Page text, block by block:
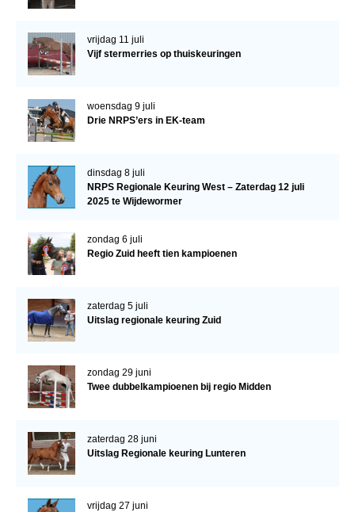
vrijdag 11 juli
Vijf stermerries op thuiskeuringen
woensdag 9 juli
Drie NRPS’ers in EK-team
dinsdag 8 juli
NRPS Regionale Keuring West – Zaterdag 12 juli
2025 te Wijdewormer
zondag 6 juli
Regio Zuid heeft tien kampioenen
zaterdag 5 juli
Uitslag regionale keuring Zuid
zondag 29 juni
Twee dubbelkampioenen bij regio Midden
zaterdag 28 juni
Uitslag Regionale keuring Lunteren
vrijdag 27 juni